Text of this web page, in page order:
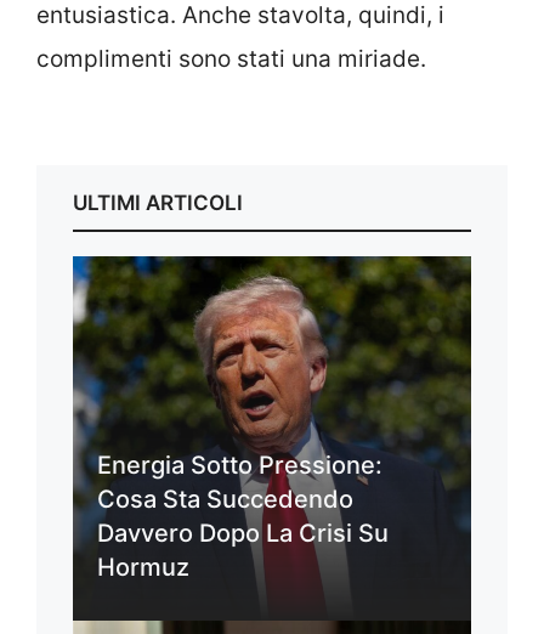
entusiastica. Anche stavolta, quindi, i
complimenti sono stati una miriade.
ULTIMI ARTICOLI
Energia Sotto Pressione:
Cosa Sta Succedendo
Davvero Dopo La Crisi Su
Hormuz